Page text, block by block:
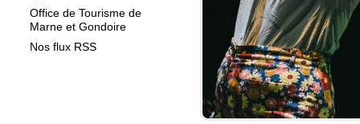
Office de Tourisme de
Marne et Gondoire
Nos flux RSS